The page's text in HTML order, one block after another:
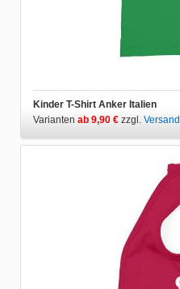
Kinder T-Shirt Anker Italien
Varianten ab 9,90 € zzgl. Versand